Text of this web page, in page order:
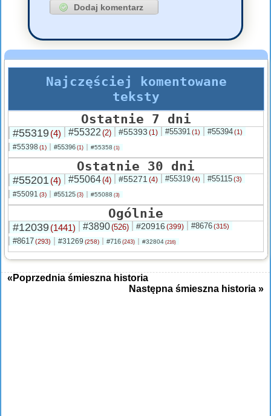
Najczęściej komentowane
teksty
Ostatnie 7 dni
#55319(4) #55322 (2) #55393 (1) #55391(1) #55394(1)
#55398 (1) #55396 (1) #55358 (1)
Ostatnie 30 dni
#55201(4) #55064(4) #55271 (4) #55319(4) #55115(3)
#55091 (3) #55125 (3) #55088 (3)
Ogólnie
#12039(1441) #3890(526) #20916 (399) #8676(315)
#8617(293) #31269 (258) #716 (243) #32804 (216)
«Poprzednia śmieszna historia
Następna śmieszna historia »